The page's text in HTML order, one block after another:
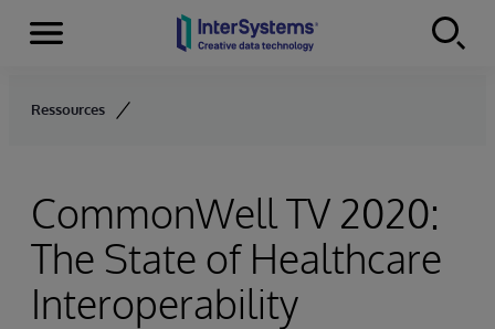
Skip to content
Menu
Ressources
CommonWell TV 2020:
The State of Healthcare
Interoperability